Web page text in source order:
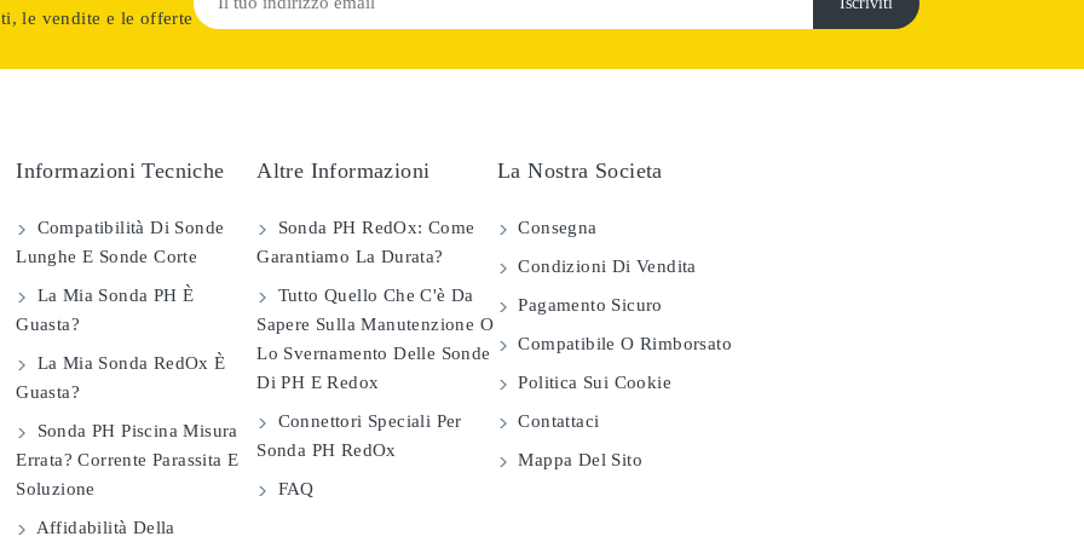
le vendite e le offerte
Informazioni Tecniche
Compatibilità Di Sonde
Lunghe E Sonde Corte
La Mia Sonda PH È
Guasta?
La Mia Sonda RedOx È
Guasta?
Sonda PH Piscina Misura
Errata? Corrente Parassita E
Soluzione
Affidabilità Della
Altre Informazioni
Sonda PH RedOx: Come
Garantiamo La Durata?
Tutto Quello Che C'è Da
Sapere Sulla Manutenzione O
Lo Svernamento Delle Sonde
Di PH E Redox
Connettori Speciali Per
Sonda PH RedOx
FAQ
La Nostra Societa
Consegna
Condizioni Di Vendita
Pagamento Sicuro
Compatibile O Rimborsato
Politica Sui Cookie
Contattaci
Mappa Del Sito